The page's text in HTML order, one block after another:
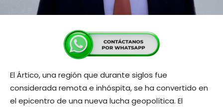
El Ártico, una región que durante siglos fue
considerada remota e inhóspita, se ha convertido en
el epicentro de una nueva lucha geopolítica. El